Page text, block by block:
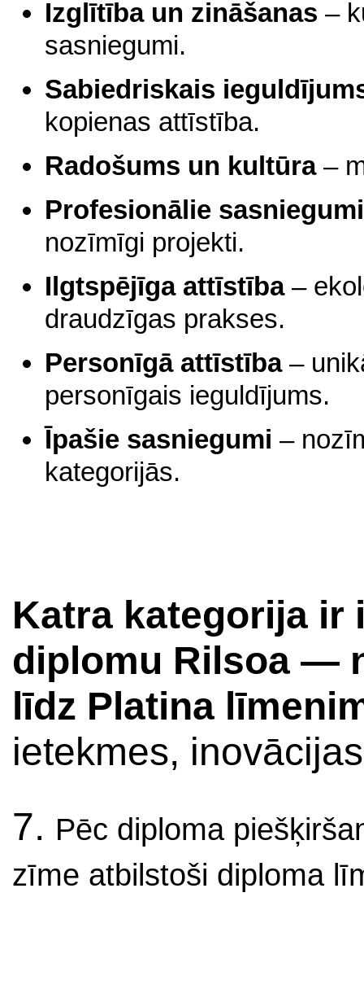
Izglītība un zināšanas –
sasniegumi.
Sabiedriskais
kopienas attīstība.
Radošums un kultūra–
Profesionālie sasniegumi
nozīmīgi projekti.
Ilgtspējīga attīstība–
draudzīgas prakses.
Personīgā attīstība–
personīgais ieguldījums.
Īpašie sasniegumi –
kategorijās.
Katra kategorija ir
diplomu Rilsoa —
līdz Platina
ietekmes,
7. Pēc diploma
zīme atbilstoši diploma